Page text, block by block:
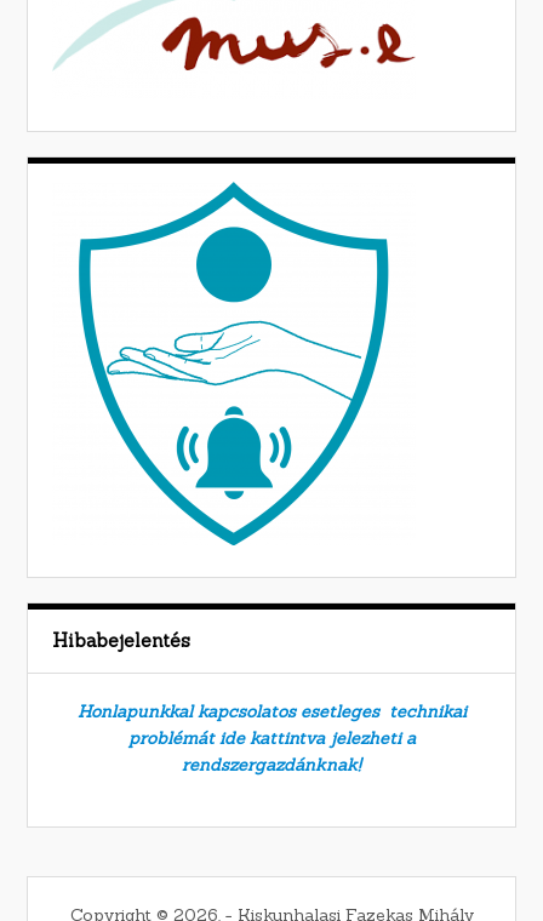
Hibabejelentés
Honlapunkkal kapcsolatos esetleges technikai
problémát ide kattintva jelezheti a
rendszergazdánknak!
Copyright © 2026. − Kiskunhalasi Fazekas Mihály